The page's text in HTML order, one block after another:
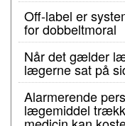
Off-label er
for dobbeltmoral
Når det gælder
lægerne sat på
Alarmerende
lægemiddel